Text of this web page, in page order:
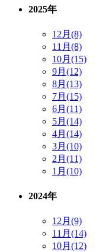
2025年
12月(8)
11月(8)
10月(15)
9月(12)
8月(13)
7月(15)
6月(11)
5月(14)
4月(14)
3月(10)
2月(11)
1月(10)
2024年
12月(9)
11月(14)
10月(12)